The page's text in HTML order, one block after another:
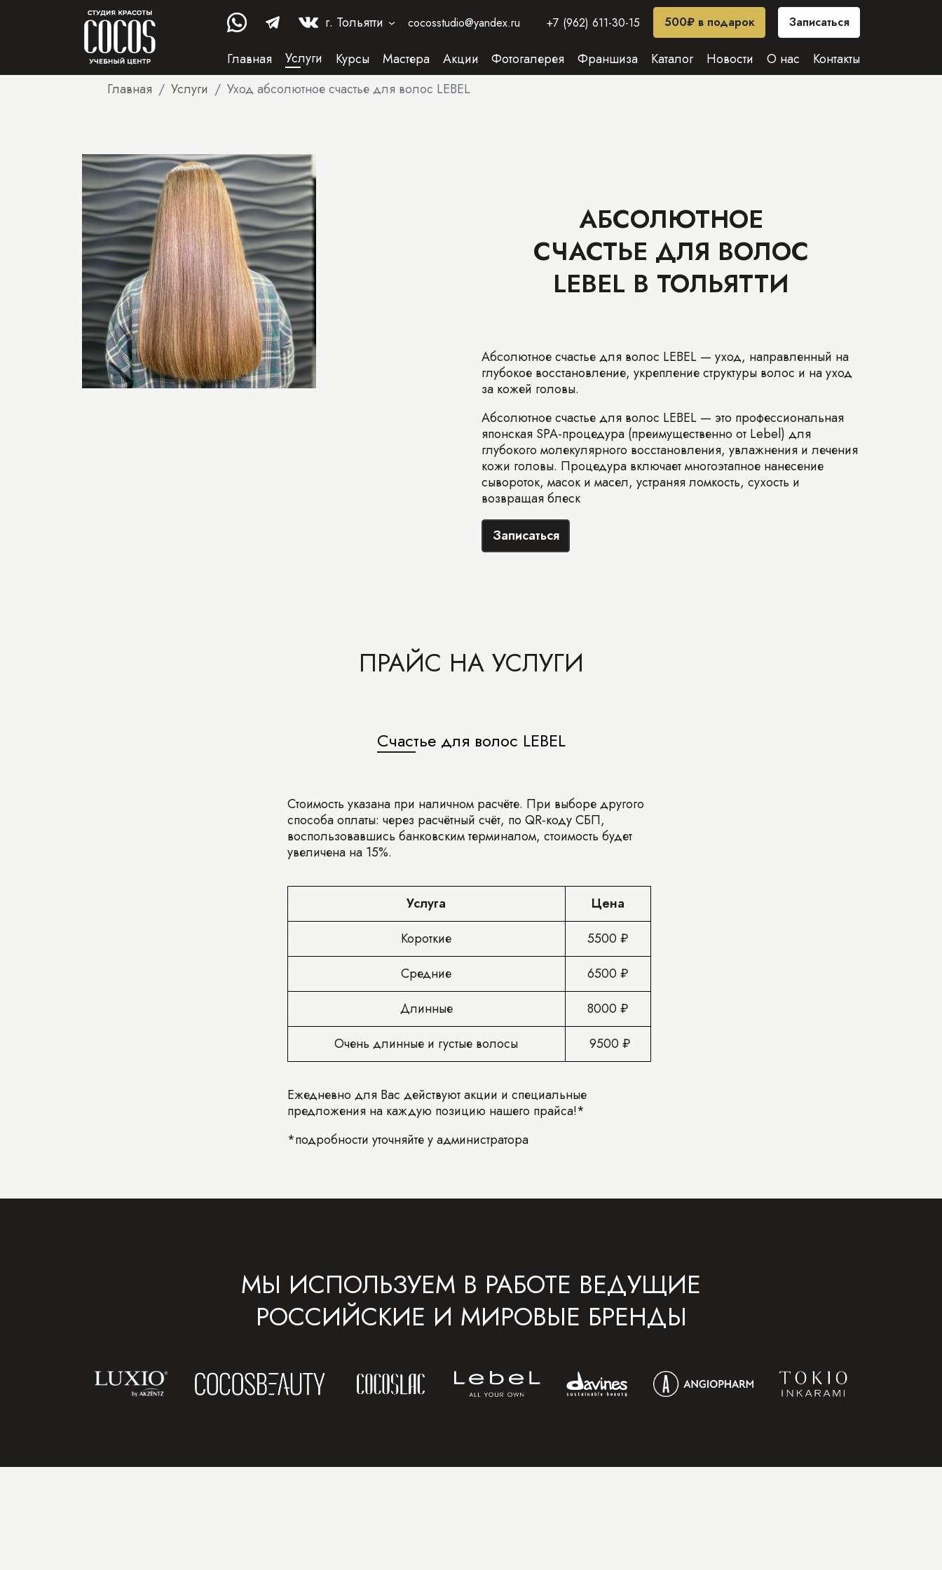
Главная Услуги Курсы Мастера Акции Фотогалерея Франшиза Каталог Новости О нас Контакты
г. Тольятти › cocosstudio@yandex.ru +7 (962) 611-30-15 500₽ в подарок Записаться
Главная Услуги Уход абсолютное счастье для волос LEBEL
АБСОЛЮТНОЕ
СЧАСТЬЕ ДЛЯ ВОЛОС
LEBEL В ТОЛЬЯТТИ
Абсолютное счастье для волос LEBEL — уход, направленный на
глубокое восстановление, укрепление структуры волос и на уход
за кожей головы.
Абсолютное счастье для волос LEBEL — это профессиональная
японская SPA-процедура (преимущественно от Lebel) для
глубокого молекулярного восстановления, увлажнения и лечения
кожи головы. Процедура включает многоэтапное нанесение
сывороток, масок и масел, устраняя ломкость, сухость и
возвращая блеск
Записаться
ПРАЙС НА УСЛУГИ
Счастье для волос LEBEL
Стоимость указана при наличном расчёте. При выборе другого
способа оплаты: через расчётный счёт, по QR-коду СБП,
воспользовавшись банковским терминалом, стоимость будет
увеличена на 15%.
Услуга
Цена
Короткие
5500 ₽
Средние
6500 ₽
Длинные
8000 ₽
Очень длинные и густые волосы
9500 ₽
Ежедневно для Вас действуют акции и специальные
предложения на каждую позицию нашего прайса!*
*подробности уточняйте у администратора
МЫ ИСПОЛЬЗУЕМ В РАБОТЕ ВЕДУЩИЕ
РОССИЙСКИЕ И МИРОВЫЕ БРЕНДЫ